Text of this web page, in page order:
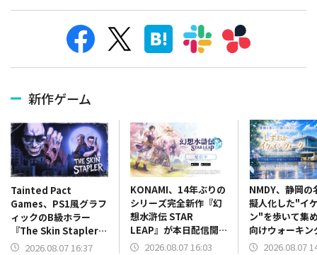
新作ゲーム
Tainted Pact
Games、PS1風グラフ
ィックのB級ホラー
『The Skin Stapler』
を配信開始！
2026.08.07 16:37
KONAMI、14年ぶりの
シリーズ完全新作『幻
想水滸伝 STAR
LEAP』が本日配信開
始…近日実装予定の初
2026.08.07 16:03
NMDY、静岡の
擬人化した"イ
ン"を歩いて集
向けウォーキン
リ「しずおかイ
2026.08.07